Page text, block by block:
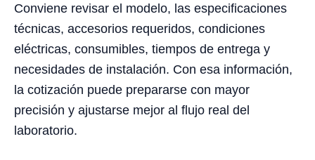
Conviene revisar el modelo, las especificaciones
técnicas, accesorios requeridos, condiciones
eléctricas, consumibles, tiempos de entrega y
necesidades de instalación. Con esa información,
la cotización puede prepararse con mayor
precisión y ajustarse mejor al flujo real del
laboratorio.